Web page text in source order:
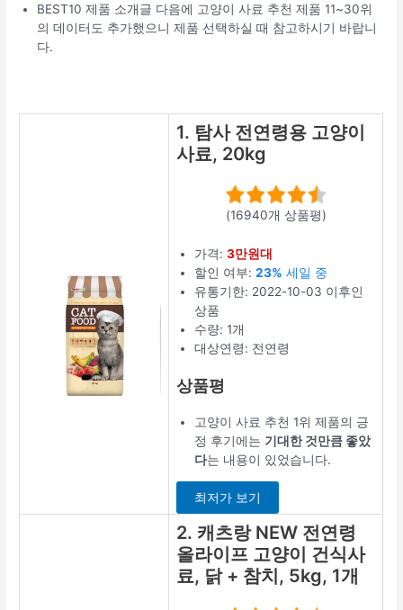
BEST10 제품 소개글 다음에 고양이 사료 추천 제품 11~30위
의 데이터도 추가했으니 제품 선택하실 때 참고하시기 바랍니
다.
1. 탐사 전연령용 고양이
사료, 20kg
(16940개 상품평)
가격:3만원대
할인 여부:23% 세일 중
유통기한: 2022-10-03 이후인
상품
수량: 1개
대상연령: 전연령
상품평
고양이 사료 추천 1위 제품의 긍
정 후기에는 기대한 것만큼 좋았
다는 내용이 있었습니다.
최저가 보기
2. 캐츠랑 NEW 전연령
올라이프 고양이 건식사
료, 닭 + 참치, 5kg, 1개